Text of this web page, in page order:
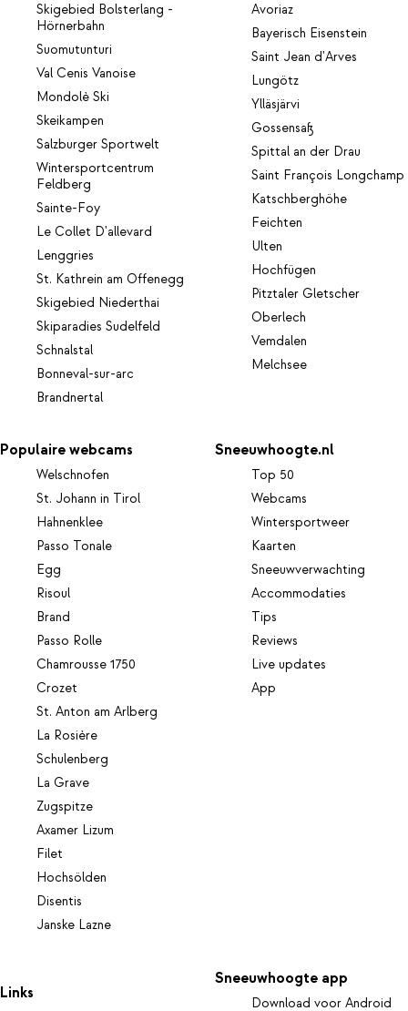
Skigebied Bolsterlang -
Hörnerbahn
Suomutunturi
Val Cenis Vanoise
Mondolè Ski
Skeikampen
Salzburger Sportwelt
Wintersportcentrum
Feldberg
Sainte-Foy
Le Collet D'allevard
Lenggries
St. Kathrein am Offenegg
Skigebied Niederthai
Skiparadies Sudelfeld
Schnalstal
Bonneval-sur-arc
Brandnertal
Avoriaz
Bayerisch Eisenstein
Saint Jean d'Arves
Lungötz
Ylläsjärvi
Gossensaß
Spittal an der Drau
Saint François Longchamp
Katschberghöhe
Feichten
Ulten
Hochfügen
Pitztaler Gletscher
Oberlech
Vemdalen
Melchsee
Populaire webcams
Welschnofen
St. Johann in Tirol
Hahnenklee
Passo Tonale
Egg
Risoul
Brand
Passo Rolle
Chamrousse 1750
Crozet
St. Anton am Arlberg
La Rosière
Schulenberg
La Grave
Zugspitze
Axamer Lizum
Filet
Hochsölden
Disentis
Janske Lazne
Sneeuwhoogte.nl
Top 50
Webcams
Wintersportweer
Kaarten
Sneeuwverwachting
Accommodaties
Tips
Reviews
Live updates
App
Links
Sneeuwhoogte app
Download voor Android